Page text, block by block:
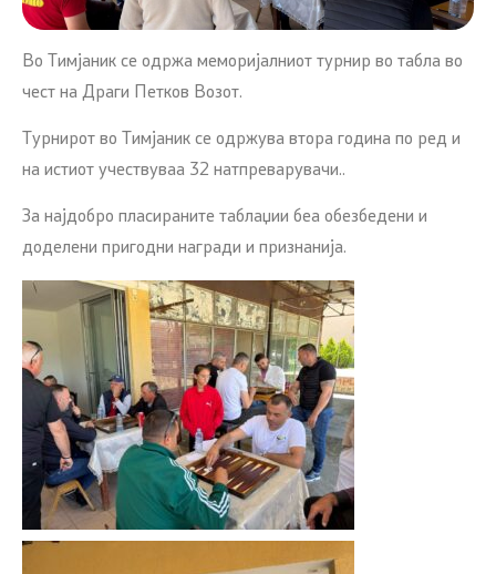
Во Тимјаник се одржа меморијалниот турнир во табла во
чест на Драги Петков Возот.
Турнирот во Тимјаник се одржува втора година по ред и
на истиот учествуваа 32 натпреварувачи..
За најдобро пласираните таблаџии беа обезбедени и
доделени пригодни награди и признанија.